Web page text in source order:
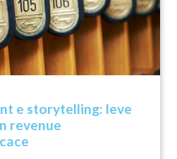
e storytelling: leve
revenue